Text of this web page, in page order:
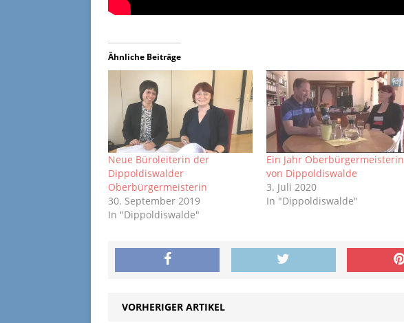
Ähnliche Beiträge
Neue Büroleiterin der
Dippoldiswalder
Oberbürgermeisterin
30. September 2019
In "Dippoldiswalde"
Ein Jahr Oberbürgermeisterin
von Dippoldiswalde
3. Juli 2020
In "Dippoldiswalde"
VORHERIGER ARTIKEL